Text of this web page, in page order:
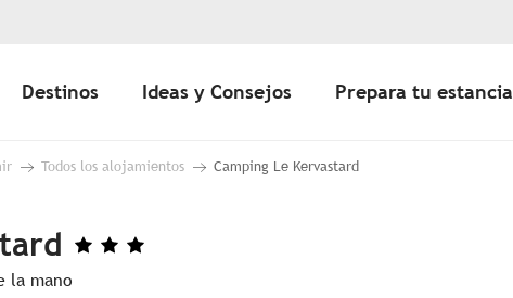
Destinos Ideas y Consejos Prepara tu estancia
Todos los alojamientos Camping Le Kervastard
la mano